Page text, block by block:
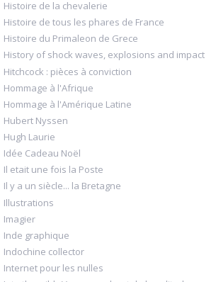
Histoire de la chevalerie
Histoire de tous les phares de France
Histoire du Primaleon de Grece
History of shock waves, explosions and impact
Hitchcock : pièces à conviction
Hommage à l'Afrique
Hommage à l'Amérique Latine
Hubert Nyssen
Hugh Laurie
Idée Cadeau Noël
Il etait une fois la Poste
Il y a un siècle... la Bretagne
Illustrations
Imagier
Inde graphique
Indochine collector
Internet pour les nulles